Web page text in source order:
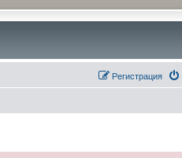
Регистрация